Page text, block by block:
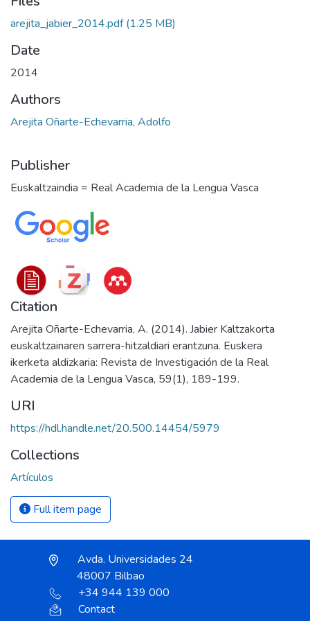
arejita_jabier_2014.pdf(1.25 MB)
Date
2014
Authors
Arejita Oñarte-Echevarria, Adolfo
Publisher
Euskaltzaindia = Real Academia de la Lengua Vasca
Citation
Arejita Oñarte-Echevarria, A. (2014). Jabier Kaltzakorta
euskaltzainaren sarrera-hitzaldiari erantzuna. Euskera
ikerketa aldizkaria: Revista de Investigación de la Real
Academia de la Lengua Vasca, 59(1), 189-199.
URI
https://hdl.handle.net/20.500.14454/5979
Collections
Artículos
Full item page
Avda. Universidades 24
48007 Bilbao
+34 944 139 000
Contact